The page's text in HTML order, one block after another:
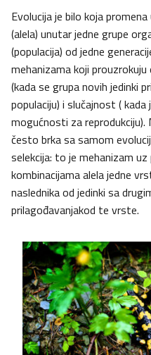
Evolucija je bilo koja
(alela) unutar jedne grupe
(populacija) od jedne
mehanizama koji prouzrokuju
(kada se grupa novih jedinki
populaciju) i slučajnost (
mogućnosti za
često brka sa samom
selekcija: to je mehanizam
kombinacijama alela jedne
naslednika od jedinki sa
prilagođavanjakod te vrste.